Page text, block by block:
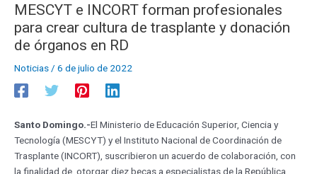
MESCYT e INCORT forman profesionales
para crear cultura de trasplante y donación
de órganos en RD
Noticias / 6 de julio de 2022
Santo Domingo.-El Ministerio de Educación Superior, Ciencia y
Tecnología (MESCYT) y el Instituto Nacional de Coordinación de
Trasplante (INCORT), suscribieron un acuerdo de colaboración, con
la finalidad de otorgar diez becas a especialistas de la República